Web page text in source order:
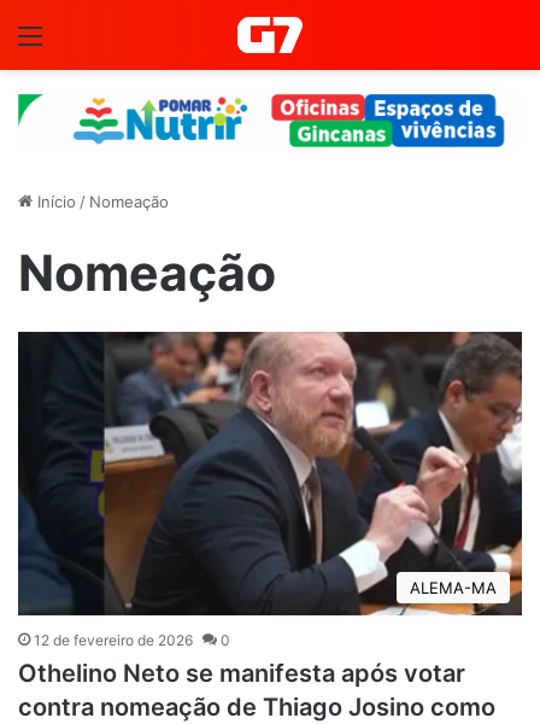
Início / Nomeação
Nomeação
ALEMA-MA
12 de fevereiro de 2026 0
Othelino Neto se manifesta após votar
contra nomeação de Thiago Josino como